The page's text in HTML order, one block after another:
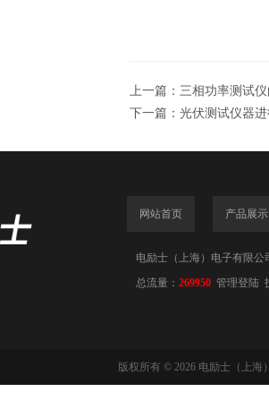
上一篇： 三相功率测试
下一篇： 光伏测试仪器
网站首页 产品展示
电励士（上海）电子有限公
总流量： 269950 管理登陆
版权所有 © 2026 电励士（上